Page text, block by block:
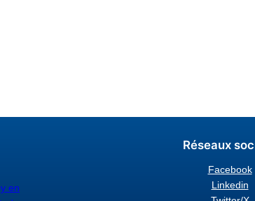
en
Réseaux
Facebook
Linkedin